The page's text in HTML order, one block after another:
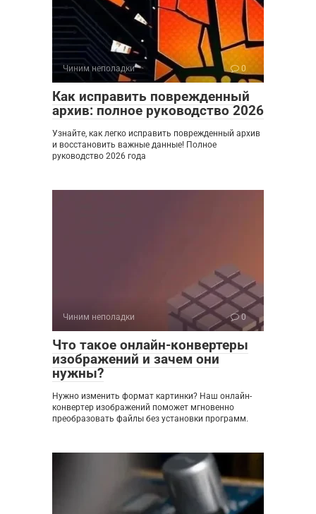
Чиним неполадки 0
Как исправить поврежденный
архив: полное руководство 2026
Узнайте, как легко исправить поврежденный архив
и восстановить важные данные! Полное
руководство 2026 года
Чиним неполадки 0
Что такое онлайн-конвертеры
изображений и зачем они
нужны?
Нужно изменить формат картинки? Наш онлайн-
конвертер изображений поможет мгновенно
преобразовать файлы без установки программ.